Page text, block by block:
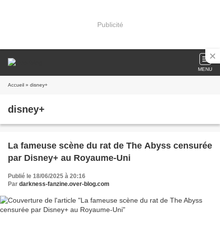
Publicité
MENU
Accueil » disney+
disney+
La fameuse scène du rat de The Abyss censurée
par Disney+ au Royaume-Uni
Publié le 18/06/2025 à 20:16
Par darkness-fanzine.over-blog.com